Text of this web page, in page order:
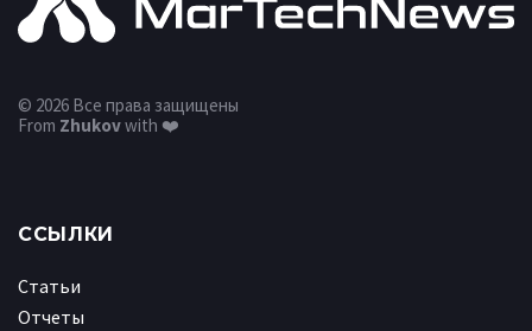
© 2026 Все права защищены
From Zhukovwith ❤️
ССЫЛКИ
Статьи
Отчеты